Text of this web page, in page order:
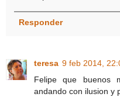
Responder
teresa 9 feb 2014,
Felipe que buenos
andando con ilusion y